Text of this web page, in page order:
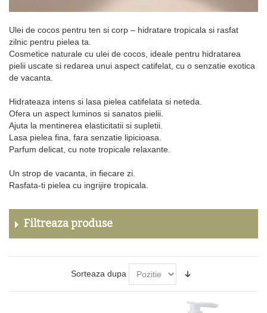
Ulei de cocos pentru ten si corp – hidratare tropicala si rasfat
zilnic pentru pielea ta.
Cosmetice naturale cu ulei de cocos, ideale pentru hidratarea
pielii uscate si redarea unui aspect catifelat, cu o senzatie exotica
de vacanta.
Hidrateaza intens si lasa pielea catifelata si neteda.
Ofera un aspect luminos si sanatos pielii.
Ajuta la mentinerea elasticitatii si supletii.
Lasa pielea fina, fara senzatie lipicioasa.
Parfum delicat, cu note tropicale relaxante.
Un strop de vacanta, in fiecare zi.
Rasfata-ti pielea cu ingrijire tropicala.
Filtreaza produse
Sorteaza dupa